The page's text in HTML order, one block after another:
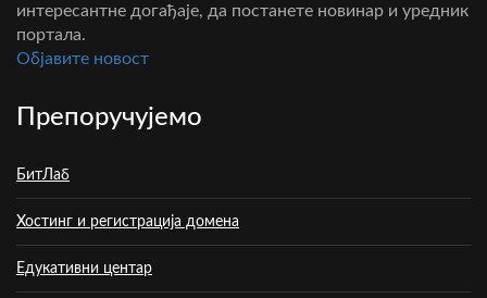
интересантне догађаје, да постанете новинар и уредник
портала.
Oбјавите новост
Препоручујемо
БитЛаб
Хостинг и регистрација домена
Едукативни центар